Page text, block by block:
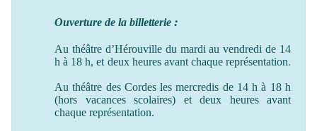
Ouverture de la billetterie :
Au théâtre d’Hérouville du mardi au vendredi de 14
h à 18 h, et deux heures avant chaque représentation.
Au théâtre des Cordes les mercredis de 14 h à 18 h
(hors vacances scolaires) et deux heures avant
chaque représentation.